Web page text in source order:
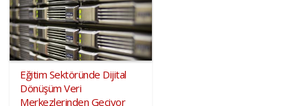
Eğitim Sektöründe Dijital
Dönüşüm Veri
Merkezlerinden Geçiyor